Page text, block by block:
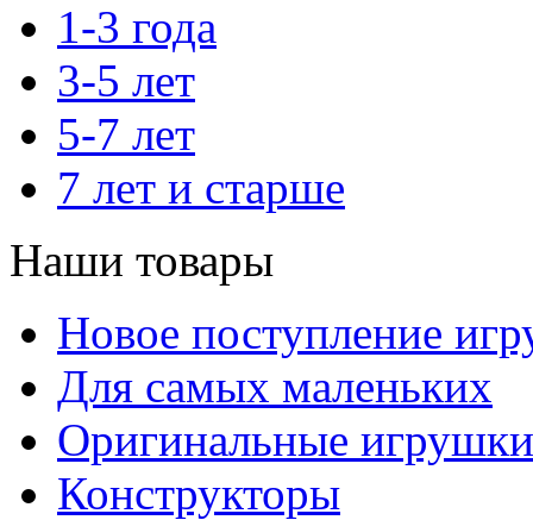
1-3 года
3-5 лет
5-7 лет
7 лет и старше
Наши товары
Новое поступление
Для самых маленьких
Оригинальные игрушки
Конструкторы